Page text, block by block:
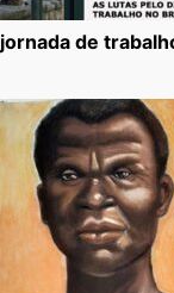
jornada de